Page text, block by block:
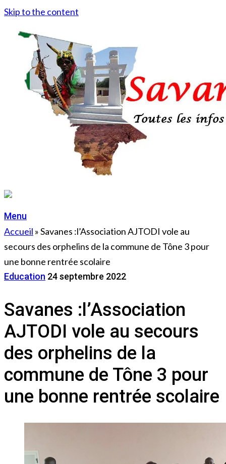
Skip to the content
Menu
Accueil »Savanes :l’Association AJTODI vole au
secours des orphelins de la commune de Tône 3 pour
une bonne rentrée scolaire
Education 24 septembre 2022
Savanes :l’Association
AJTODI vole au secours
des orphelins de la
commune de Tône 3 pour
une bonne rentrée scolaire